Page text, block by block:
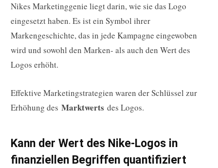
Nikes Marketinggenie liegt darin, wie sie das Logo
eingesetzt haben. Es ist ein Symbol ihrer
Markengeschichte, das in jede Kampagne eingewoben
wird und sowohl den Marken- als auch den Wert des
Logos erhöht.
Effektive Marketingstrategien waren der Schlüssel zur
Erhöhung des Marktwerts des Logos.
Kann der Wert des Nike-Logos in
finanziellen Begriffen quantifiziert